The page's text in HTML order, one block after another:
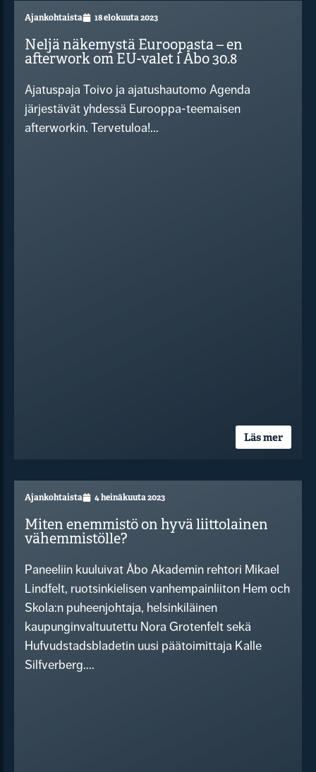
Ajankohtaista 18 elokuuta 2023
Neljä näkemystä Euroopasta – en
afterwork om EU-valet i Åbo 30.8
Ajatuspaja Toivo ja ajatushautomo Agenda
järjestävät yhdessä Eurooppa-teemaisen
afterworkin. Tervetuloa!...
Läs mer
Ajankohtaista 4 heinäkuuta 2023
Miten enemmistö on hyvä liittolainen
vähemmistölle?
Paneeliin kuuluivat Åbo Akademin rehtori Mikael
Lindfelt, ruotsinkielisen vanhempainliiton Hem och
Skola:n puheenjohtaja, helsinkiläinen
kaupunginvaltuutettu Nora Grotenfelt sekä
Hufvudstadsbladetin uusi päätoimittaja Kalle
Silfverberg....